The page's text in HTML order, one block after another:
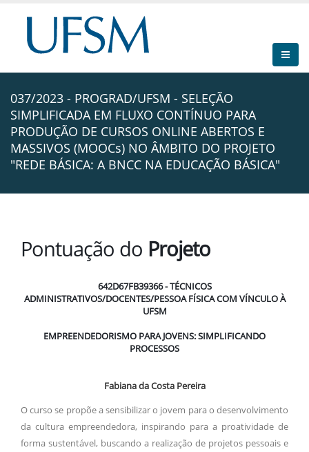
037/2023 - PROGRAD/UFSM - SELEÇÃO
SIMPLIFICADA EM FLUXO CONTÍNUO PARA
PRODUÇÃO DE CURSOS ONLINE ABERTOS E
MASSIVOS (MOOCs) NO ÂMBITO DO PROJETO
"REDE BÁSICA: A BNCC NA EDUCAÇÃO BÁSICA"
Pontuação do Projeto
642D67FB39366 - TÉCNICOS
ADMINISTRATIVOS/DOCENTES/PESSOA FÍSICA COM VÍNCULO À
UFSM
EMPREENDEDORISMO PARA JOVENS: SIMPLIFICANDO
PROCESSOS
Fabiana da Costa Pereira
O curso se propõe a sensibilizar o jovem para o desenvolvimento
da cultura empreendedora, inspirando para a proatividade de
forma sustentável, buscando a realização de projetos pessoais e